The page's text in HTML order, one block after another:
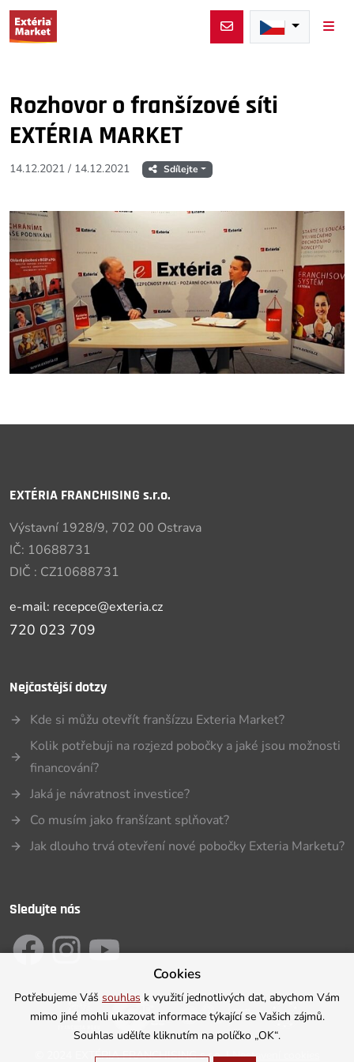
Rozhovor o franšízové síti
EXTÉRIA MARKET
14.12.2021 / 14.12.2021 Sdílejte
EXTÉRIA FRANCHISING s.r.o.
Výstavní 1928/9, 702 00 Ostrava
IČ: 10688731
DIČ : CZ10688731
e-mail: recepce@exteria.cz
720 023 709
Nejčastější dotzy
Kde si můžu otevřít franšízzu Exteria Market?
Kolik potřebuji na rozjezd pobočky a jaké jsou možnosti
financování?
Jaká je návratnost investice?
Co musím jako franšízant splňovat?
Jak dlouho trvá otevření nové pobočky Exteria Marketu?
Sledujte nás
2024 EXTÉRIA FRANCHISING s.r.o. |Nastavení cookies
Cookies
Potřebujeme Váš souhlas k využití jednotlivých dat, abychom Vám
mimo jiné mohli ukazovat informace týkající se Vašich zájmů.
Souhlas udělíte kliknutím na políčko „OK“.